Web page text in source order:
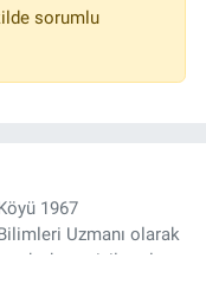
sorumlu
1967
Uzmanı olarak
bazı sivil toplum